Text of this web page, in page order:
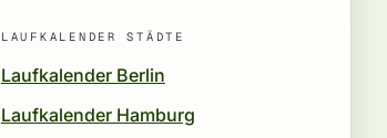
LAUFKALENDER STÄDTE
Laufkalender Berlin
Laufkalender Hamburg